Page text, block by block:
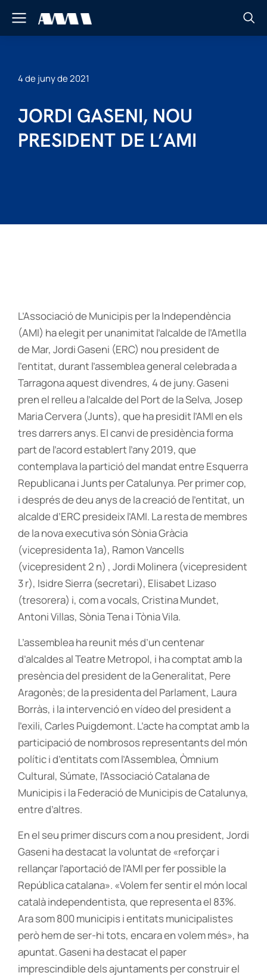
4 de juny de 2021
JORDI GASENI, NOU
PRESIDENT DE L’AMI
L’Associació de Municipis per la Independència
(AMI) ha elegit per unanimitat l’alcalde de l’Ametlla
de Mar, Jordi Gaseni (ERC) nou president de
l’entitat, durant l’assemblea general celebrada a
Tarragona aquest divendres, 4 de juny. Gaseni
pren el relleu a l’alcalde del Port de la Selva, Josep
Maria Cervera (Junts), que ha presidit l’AMI en els
tres darrers anys. El canvi de presidència forma
part de l’acord establert l’any 2019, que
contemplava la partició del mandat entre Esquerra
Republicana i Junts per Catalunya. Per primer cop,
i després de deu anys de la creació de l’entitat, un
alcalde d’ERC presideix l’AMI. La resta de membres
de la nova executiva són Sònia Gràcia
(vicepresidenta 1a), Ramon Vancells
(vicepresident 2 n) , Jordi Molinera (vicepresident
3 r), Isidre Sierra (secretari), Elisabet Lizaso
(tresorera) i, com a vocals, Cristina Mundet,
Antoni Villas, Sònia Tena i Tònia Vila.
L’assemblea ha reunit més d’un centenar
d’alcaldes al Teatre Metropol, i ha comptat amb la
presència del president de la Generalitat, Pere
Aragonès; de la presidenta del Parlament, Laura
Borràs, i la intervenció en vídeo del president a
l’exili, Carles Puigdemont. L’acte ha comptat amb la
participació de nombrosos representants del món
polític i d’entitats com l’Assemblea, Òmnium
Cultural, Súmate, l’Associació Catalana de
Municipis i la Federació de Municipis de Catalunya,
entre d’altres.
En el seu primer discurs com a nou president, Jordi
Gaseni ha destacat la voluntat de «reforçar i
rellançar l’aportació de l’AMI per fer possible la
República catalana». «Volem fer sentir el món local
català independentista, que representa el 83%.
Ara som 800 municipis i entitats municipalistes
però hem de ser-hi tots, encara en volem més», ha
apuntat. Gaseni ha destacat el paper
imprescindible dels ajuntaments per construir el